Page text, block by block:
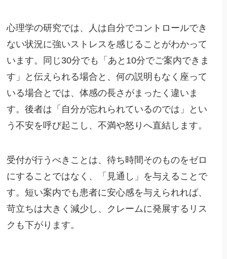
心理学の研究では、人は自分でコントロールでき
ない状況に強いストレスを感じることがわかって
います。同じ30分でも「あと10分でご案内できま
す」と伝えられる場合と、何の説明もなく座って
いる場合とでは、体感の長さがまったく違いま
す。後者は「自分が忘れられているのでは」とい
う不安を呼び起こし、不満や怒りへ直結します。
受付が行うべきことは、待ち時間そのものをゼロ
にすることではなく、「見通し」を与えることで
す。短い案内でも患者に安心感を与えられれば、
苛立ちは大きく減少し、クレームに発展するリス
クも下がります。